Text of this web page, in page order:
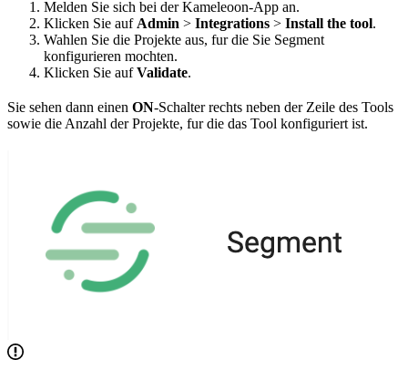
Melden Sie sich bei der Kameleoon-App an.
Klicken Sie auf Admin > Integrations > Install the tool.
Wahlen Sie die Projekte aus, fur die Sie Segment
konfigurieren mochten.
Klicken Sie aufValidate.
Sie sehen dann einen ON-Schalter rechts neben der Zeile des Tools
sowie die Anzahl der Projekte, fur die das Tool konfiguriert ist.